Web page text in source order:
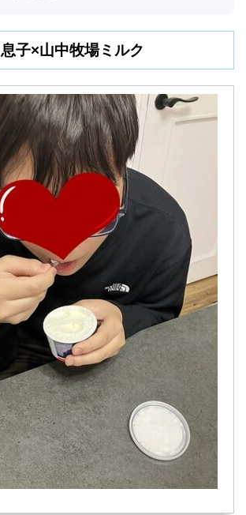
息子×山中牧場ミルク